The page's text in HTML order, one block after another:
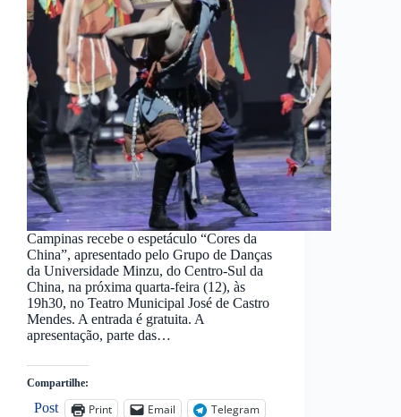
Campinas recebe o espetáculo “Cores da
China”, apresentado pelo Grupo de Danças
da Universidade Minzu, do Centro-Sul da
China, na próxima quarta-feira (12), às
19h30, no Teatro Municipal José de Castro
Mendes. A entrada é gratuita. A
apresentação, parte das…
Compartilhe:
Post Print Email Telegram